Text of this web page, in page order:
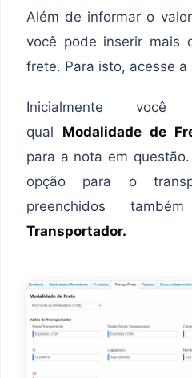
Além de informar o
você pode inserir mais
frete. Para isto, acesse a
Inicialmente você
qual Modalidade de
para a nota em
opção para o
preenchidos
Transportador.